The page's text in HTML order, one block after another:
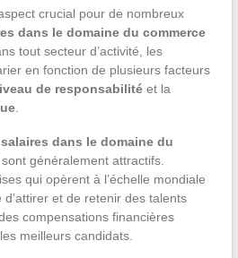
crucial pour de nombreux
dans le domaine du commerce
tout secteur d’activité, les
en fonction de plusieurs facteurs
de responsabilitéet la
.
salaires dans le domaine du
sont généralement attractifs.
qui opèrent à l’échelle mondiale
et de retenir des talents
compensations financières
meilleurs candidats.